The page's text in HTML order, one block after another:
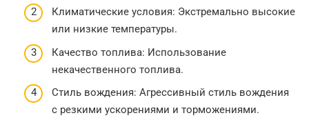
Климатические условия: Экстремально высокие
или низкие температуры.
Качество топлива: Использование
некачественного топлива.
Стиль вождения: Агрессивный стиль вождения
с резкими ускорениями и торможениями.